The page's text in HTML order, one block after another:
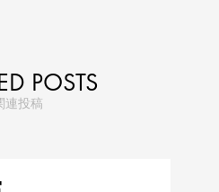
POSTS
連投稿